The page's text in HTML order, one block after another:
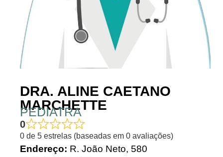
DRA. ALINE CAETANO
MARCHETTE
PEDIATRA
0
0 de 5 estrelas (baseadas em 0 avaliações)
Endereço: R. João Neto, 580